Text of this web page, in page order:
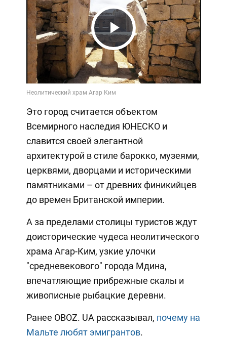
Play
Video
Это город считается объектом
Всемирного наследия ЮНЕСКО и
славится своей элегантной
архитектурой в стиле барокко, музеями,
церквями, дворцами и историческими
памятниками – от древних финикийцев
до времен Британской империи.
А за пределами столицы туристов ждут
доисторические чудеса неолитического
храма Агар-Ким, узкие улочки
"средневекового" города Мдина,
впечатляющие прибрежные скалы и
живописные рыбацкие деревни.
Ранее OBOZ. UA рассказывал, почему на
Мальте любят эмигрантов.